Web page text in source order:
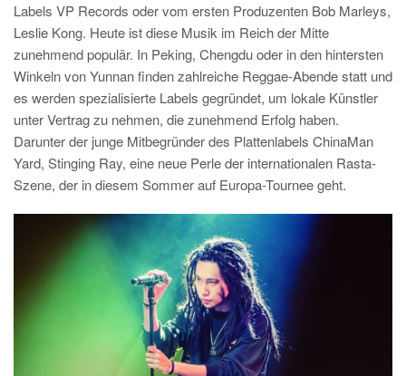
Labels VP Records oder vom ersten Produzenten Bob Marleys,
Leslie Kong. Heute ist diese Musik im Reich der Mitte
zunehmend populär. In Peking, Chengdu oder in den hintersten
Winkeln von Yunnan finden zahlreiche Reggae-Abende statt und
es werden spezialisierte Labels gegründet, um lokale Künstler
unter Vertrag zu nehmen, die zunehmend Erfolg haben.
Darunter der junge Mitbegründer des Plattenlabels ChinaMan
Yard, Stinging Ray, eine neue Perle der internationalen Rasta-
Szene, der in diesem Sommer auf Europa-Tournee geht.